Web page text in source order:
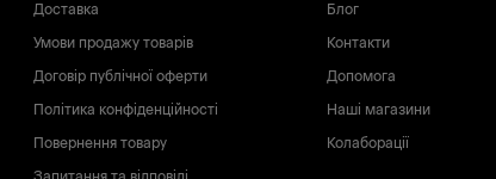
Доставка
Умови продажу товарів
Договір публічної оферти
Політика конфіденційності
Повернення товару
Блог
Контакти
Допомога
Наші магазини
Колаборації